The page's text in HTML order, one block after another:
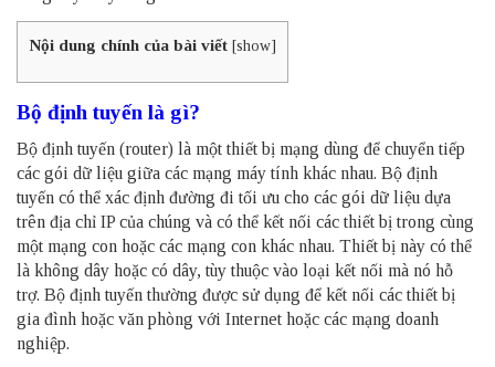
Nội dung chính của bài viết [show]
Bộ định tuyến là gì?
Bộ định tuyến (router) là một thiết bị mạng dùng để chuyển tiếp
các gói dữ liệu giữa các mạng máy tính khác nhau. Bộ định
tuyến có thể xác định đường đi tối ưu cho các gói dữ liệu dựa
trên địa chỉ IP của chúng và có thể kết nối các thiết bị trong cùng
một mạng con hoặc các mạng con khác nhau. Thiết bị này có thể
là không dây hoặc có dây, tùy thuộc vào loại kết nối mà nó hỗ
trợ. Bộ định tuyến thường được sử dụng để kết nối các thiết bị
gia đình hoặc văn phòng với Internet hoặc các mạng doanh
nghiệp.